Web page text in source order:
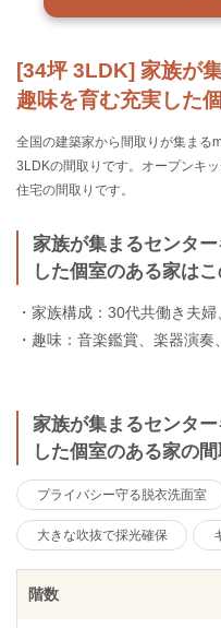
[34坪 3LDK] 家族が
趣味を育む充実した
全国の建築家から間取りが集まる
3LDKの間取りです。オープンキ
住宅の間取りです。
家族が集まるセンタ
した個室のある家は
・家族構成：30代共働き夫
・趣味：音楽鑑賞、楽器演
家族が集まるセンタ
した個室のある家の
プライバシー守る脱衣洗面室
大きな吹抜で採光確保
階数